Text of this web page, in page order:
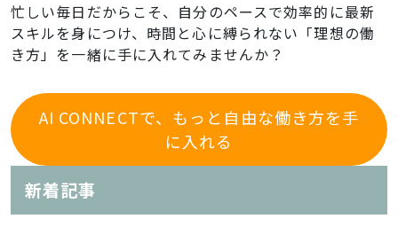
忙しい毎日だからこそ、自分のペースで効率的に最新
スキルを身につけ、時間と心に縛られない「理想の働
き方」を一緒に手に入れてみませんか？
AI CONNECTで、もっと自由な働き方を手
に入れる
新着記事